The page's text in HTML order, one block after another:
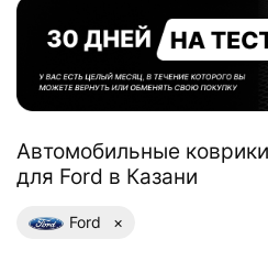
Aвтомобильные
для Ford в Казани
Ford ×